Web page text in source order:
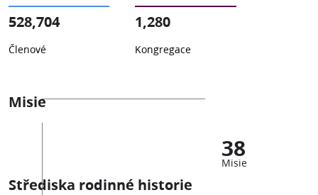
528,704
Členové
1,280
Kongregace
Misie
38
Misie
Střediska rodinné historie